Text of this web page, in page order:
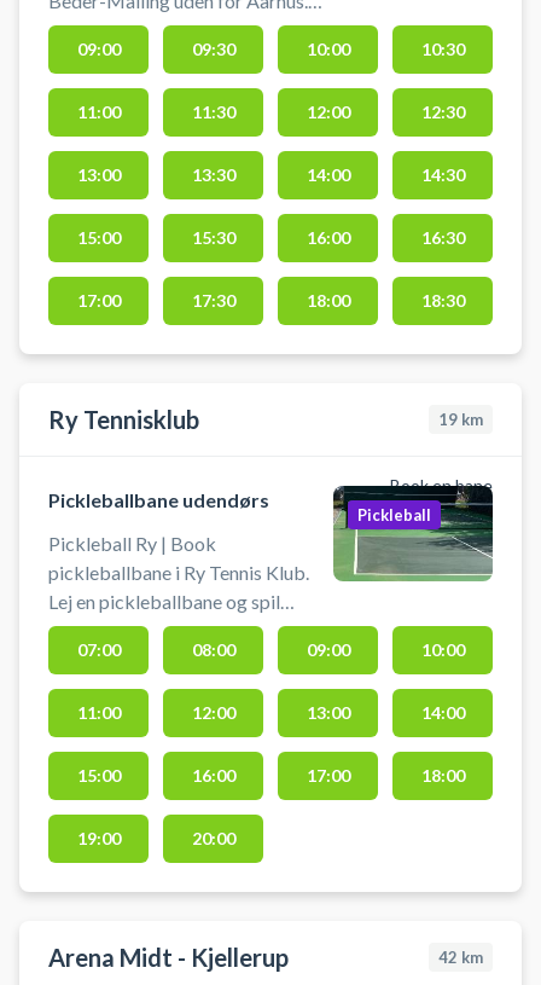
Book en pickleballbane for 30
minutter og spil pickleball
indendørs i BMI Hallen
beliggende på Bredgade 5, 8340
Malling. Praktisk information: 🏓
Medbring selv pickleball bat og
bold.
09:00 09:30 10:00 10:30
11:00 11:30 12:00 12:30
13:00 13:30 14:00 14:30
15:00 15:30 16:00 16:30
17:00 17:30 18:00 18:30
Ry Tennisklub 19 km
Book en bane
Pickleballbane udendørs
Pickleball Ry | Book
pickleballbane i Ry Tennis Klub.
Lej en pickleballbane og spil
pickleball i Ry på klubbens
udendørs pickleballbane
beliggende ved Ry Hallen på
Thorsvej 32B, 8680 Ry.
Pickleball
07:00 08:00 09:00 10:00
11:00 12:00 13:00 14:00
15:00 16:00 17:00 18:00
19:00 20:00
Arena Midt - Kjellerup 42 km